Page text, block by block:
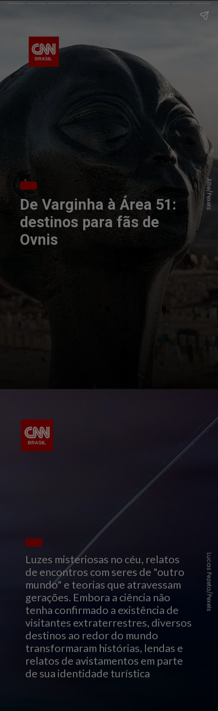
De Varginha à Área 51:
destinos para fãs de
Ovnis
Allie/Pexels
Luzes misteriosas no céu, relatos
de encontros com seres de "outro
mundo" e teorias que atravessam
gerações. Embora a ciência não
tenha confirmado a existência de
visitantes extraterrestres, diversos
destinos ao redor do mundo
transformaram histórias, lendas e
relatos de avistamentos em parte
de sua identidade turística
Lucas Pezeta/Pexels